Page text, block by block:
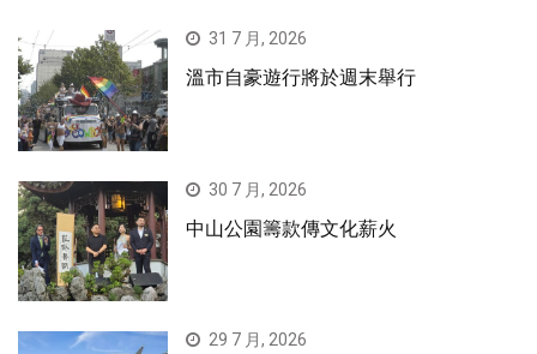
31 7 月, 2026
溫市自豪遊行將於週末舉行
30 7 月, 2026
中山公園籌款傳文化薪火
29 7 月, 2026